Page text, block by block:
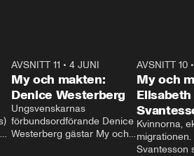
23:40
AVSNITT 11 •4 JUNI
My och makten:
Denice Westerberg
Ungsvenskarnas
förbundsordförande Denice
Westerberg gästar My och
AVSNITT 10
My och
Elisabeth
Kvinnorna,
migrationen.
Svantesson